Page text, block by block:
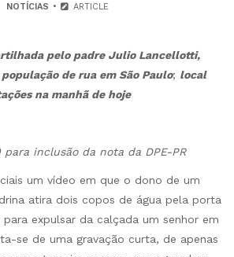
NOTÍCIAS ARTICLE
pelo padre Julio Lancellotti,
de rua em São Paulo; local
na manhã de hoje
para inclusão da nota da DPE-PR
um vídeo em que o dono de um
atira dois copos de água pela porta
expulsar da calçada um senhor em
se de uma gravação curta, de apenas